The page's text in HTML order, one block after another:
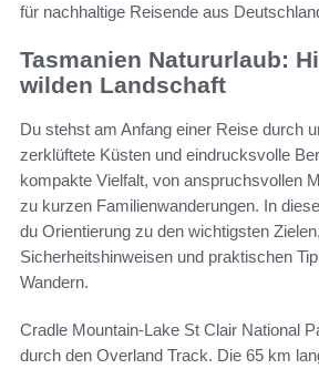
für nachhaltige Reisende aus
Tasmanien Natururlaub:
wilden Landschaft
Du stehst am Anfang einer Reise durch
zerklüftete Küsten und eindrucksvolle
kompakte Vielfalt, von anspruchsvollen
zu kurzen Familienwanderungen. In
du Orientierung zu den wichtigsten Zielen,
Sicherheitshinweisen und praktischen
Wandern.
Cradle Mountain-Lake St Clair National
durch den Overland Track. Die 65 km